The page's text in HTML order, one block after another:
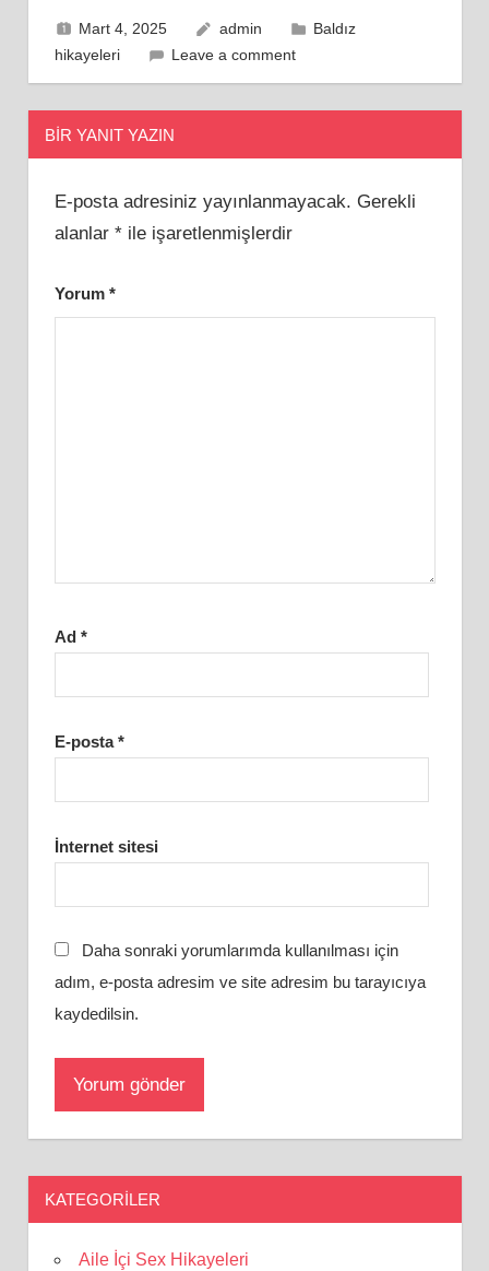
Mart 4, 2025 admin
Baldız
hikayeleri
Leave a comment
BIR YANIT YAZIN
E-posta adresiniz yayınlanmayacak. Gerekli
alanlar *ile işaretlenmişlerdir
Yorum *
Ad *
E-posta*
İnternet sitesi
Daha sonraki yorumlarımda kullanılması için
adım, e-posta adresim ve site adresim bu tarayıcıya
kaydedilsin.
KATEGORILER
Aile İçi Sex Hikayeleri